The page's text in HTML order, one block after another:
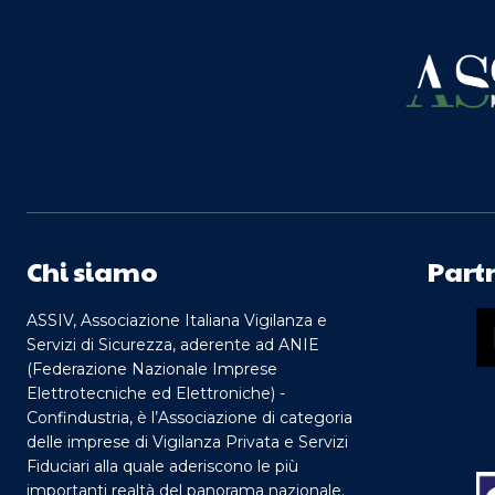
Chi siamo
ASSIV, Associazione Italiana Vigilanza e
Servizi di Sicurezza, aderente ad ANIE
(Federazione Nazionale Imprese
Elettrotecniche ed Elettroniche) -
Confindustria, è l’Associazione di categoria
delle imprese di Vigilanza Privata e Servizi
Fiduciari alla quale aderiscono le più
importanti realtà del panorama nazionale.